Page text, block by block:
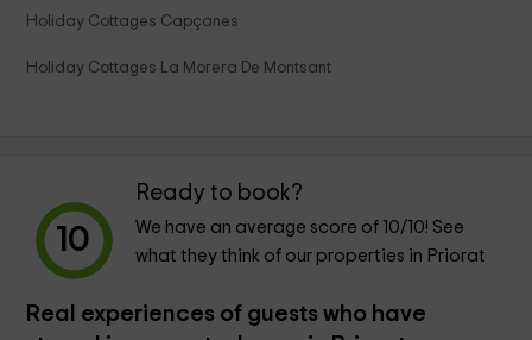
Holiday Cottages Capçanes
Holiday Cottages La Morera De Montsant
10
Ready to book?
We have an average score of 10/10! See
what they think of our properties in Priorat
Real experiences of guests who have